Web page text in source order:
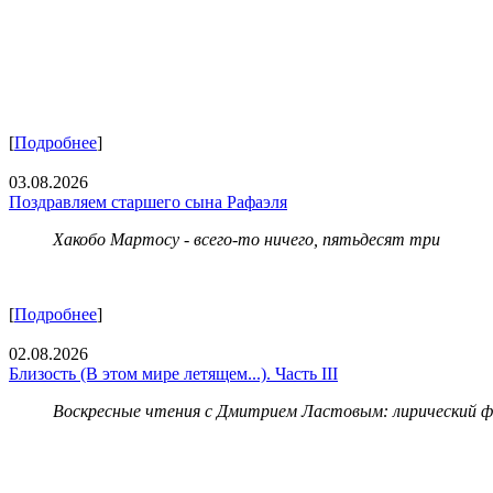
[Подробнее]
03.08.2026
Поздравляем старшего сына Рафаэля
Хакобо Мартосу - всего-то ничего, пятьдесят три
[Подробнее]
02.08.2026
Близость (В этом мире летящем...). Часть III
Воскресные чтения с Дмитрием Ластовым: лирический